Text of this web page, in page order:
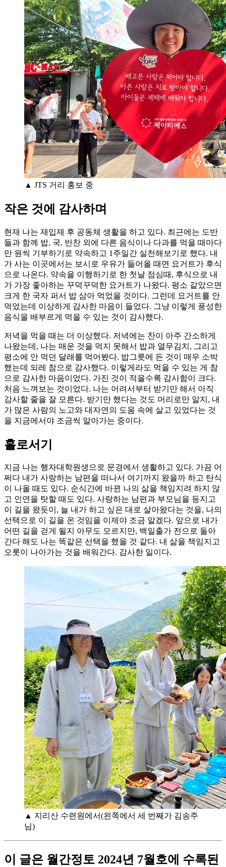
▲ JTS 거리 홍보 중
작은 것에 감사하며
현재 나는 재입재 후 공동체 생활을 하고 있다. 최근에는 도반
들과 함께 밥, 국, 반찬 외에 다른 음식이나 다과를 먹을 때마다
만 원씩 기부하기로 약속하고 1주일간 실천해보기로 했다. 내
가 사는 이곳에서는 보시로 우유가 들어올 때면 요거트가 후식
으로 나온다. 약속을 이행하기로 한 첫날 점심때, 후식으로 내
가 가장 좋아하는 꾸덕꾸덕한 요거트가 나왔다. 평소 같았으면
크게 한 국자 퍼서 밥 삼아 먹었을 것이다. 그런데 요거트를 안
먹었는데 이상하게 감사한 마음이 들었다. 그냥 이렇게 풍성한
음식을 배부르게 먹을 수 있는 것이 감사했다.
저녁을 먹을 때는 더 이상했다. 저녁에는 찬이 아주 간소하게
나왔는데, 나는 매운 것을 먹지 못해서 밥과 열무김치, 그리고
평소에 안 먹던 달래를 먹어봤다. 밥그릇에 든 것이 매우 소박
했는데 되레 참으로 감사했다. 이렇게라도 먹을 수 있는 게 참
으로 감사한 마음이었다. 가진 것이 적을수록 감사함이 크다.
처음 느껴보는 것이었다. 나는 어려서부터 받기만 해서 아직
감사할 줄을 잘 모른다. 받기만 했다는 것도 머리로만 알지, 내
가 많은 사람의 노고와 대자연의 도움 속에 살고 있었다는 것
을 지금에서야 조금씩 알아가는 중이다.
홀로서기
지금 나는 행자대학원생으로 문경에서 생활하고 있다. 가끔 어
쩌다 내가 사랑하는 남편을 떠나서 여기까지 왔을까 하고 탄식
이 나올 때도 있다. 순식간에 바뀐 나의 삶을 책임지려 하지 않
고 인연을 탓할 때도 있다. 사랑하는 남편과 부모님을 등지고
이 길을 왔듯이, 늘 내가 하고 싶은 대로 살아왔다는 것을, 나의
선택으로 이 길을 온 것임을 이제야 조금 알겠다. 앞으로 내가
어떤 길을 걷게 될지 아무도 모르지만, 백일출가 전으로 돌아
간다 해도 나는 똑같은 선택을 했을 것 같다. 내 삶을 책임지고
오롯이 나아가는 것을 배워간다. 감사한 일이다.
▲ 지리산 수련원에서(왼쪽에서 세 번째가 김송주
님)
이 글은 월간정토 2024년 7월호에 수록된